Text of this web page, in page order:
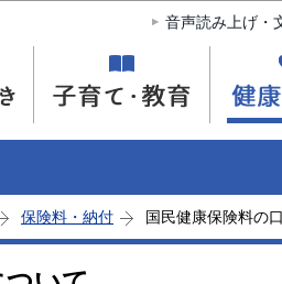
このページの本文へ移動
音声読み上げ・
保険料・納付 国民健康保険料の